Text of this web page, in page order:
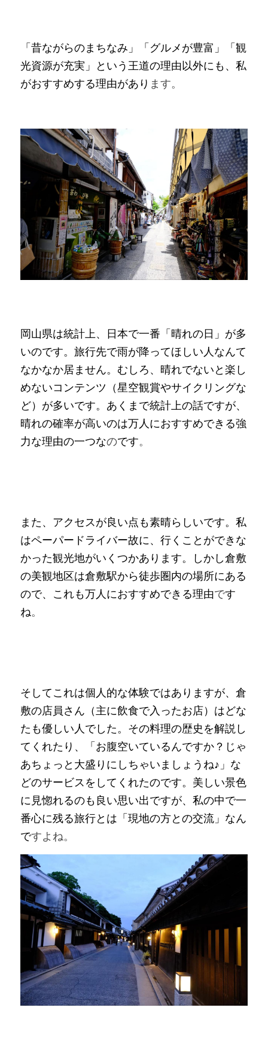
「昔ながらのまちなみ」「グルメが豊富」「観
光資源が充実」という王道の理由以外にも、私
がおすすめする理由があり ます。
岡山県は統計上、日本で一番「晴れの日」が多
いのです。旅行先で雨が降ってほしい人なんて
なかなか居ません。むしろ、晴れでないと楽し
めないコンテンツ（星空観賞やサイクリングな
ど）が多いです。あくまで統計上の話ですが、
晴れの確率が高いのは万人におすすめできる強
力な理由の一つなのです。
また、アクセスが良い点も素晴らしいです。私
はペーパードライバー故に、行くことができな
かった観光地がいくつかあります。しかし倉敷
の美観地区は倉敷駅から徒歩圏内の場所にある
ので、これも万人におすすめできる理由です
ね。
そしてこれは個人的な体験ではありますが、倉
敷の店員さん（主に飲食で入ったお店）はどな
たも優しい人でした。その料理の歴史を解説し
てくれたり、「お腹空いているんですか？じゃ
あちょっと大盛りにしちゃいましょうね♪」な
どのサービスをしてくれたのです。美しい景色
に見惚れるのも良い思い出ですが、私の中で一
番心に残る旅行とは「現地の方との交流」なん
ですよね。